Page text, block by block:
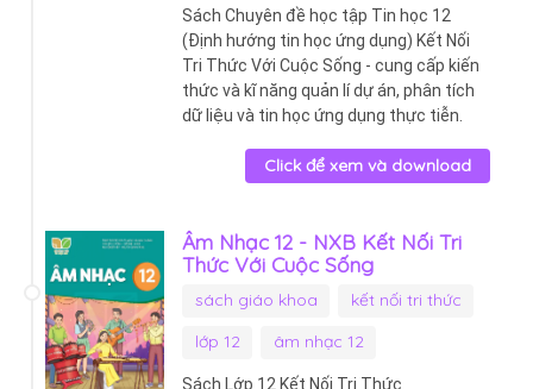
Sách Chuyên đề học tập Tin học 12
(Định hướng tin học ứng dụng) Kết Nối
Tri Thức Với Cuộc Sống - cung cấp kiến
thức và kĩ năng quản lí dự án, phân tích
dữ liệu và tin học ứng dụng thực tiễn.
Click để xem và download
Âm Nhạc 12 - NXB Kết Nối Tri
Thức Với Cuộc Sống
sách giáo khoa
kết nối tri thức
lớp 12
âm nhạc 12
Sách Lớp 12 Kết Nối Tri Thức